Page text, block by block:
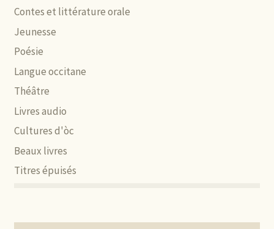
Contes et littérature orale
Jeunesse
Poésie
Langue occitane
Théâtre
Livres audio
Cultures d'òc
Beaux livres
Titres épuisés